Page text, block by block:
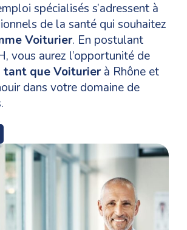
spécialisés s’adressent à
de la santé qui souhaitez
Voiturier. En postulant
vous aurez l’opportunité de
que Voiturier à Rhône et
dans votre domaine de
en tant que Voiturier
les niveaux de
qualifications et les
nécessaires pour les candidats
des postes et Phi RH vous
tout au long de votre parcours
à l’annonce jusqu’à votre